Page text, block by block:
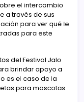
el intercambio
a través de sus
para ver qué le
para este
del Festival Jalo
brindar apoyo a
es el caso de la
para mascotas